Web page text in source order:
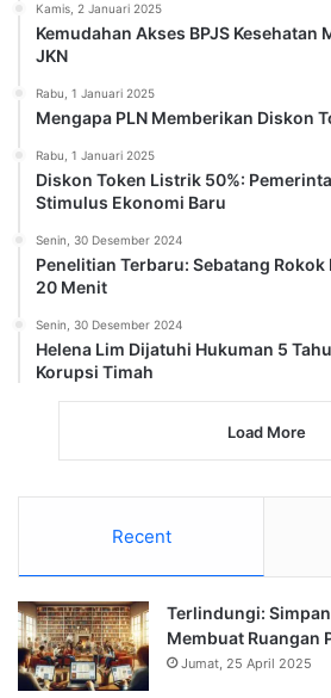
Kamis, 2 Januari 2025
Kemudahan Akses BPJS
JKN
Rabu, 1 Januari 2025
Mengapa PLN Memberikan Diskon
Rabu, 1 Januari 2025
Diskon Token Listrik 50%:
Stimulus Ekonomi Baru
Senin, 30 Desember 2024
Penelitian Terbaru: Sebatang
20 Menit
Senin, 30 Desember 2024
Helena Lim Dijatuhi Hukuman 5
Korupsi Timah
Load More
Recent
Terlindungi:
Membuat Ruangan
Jumat, 25 April 2025